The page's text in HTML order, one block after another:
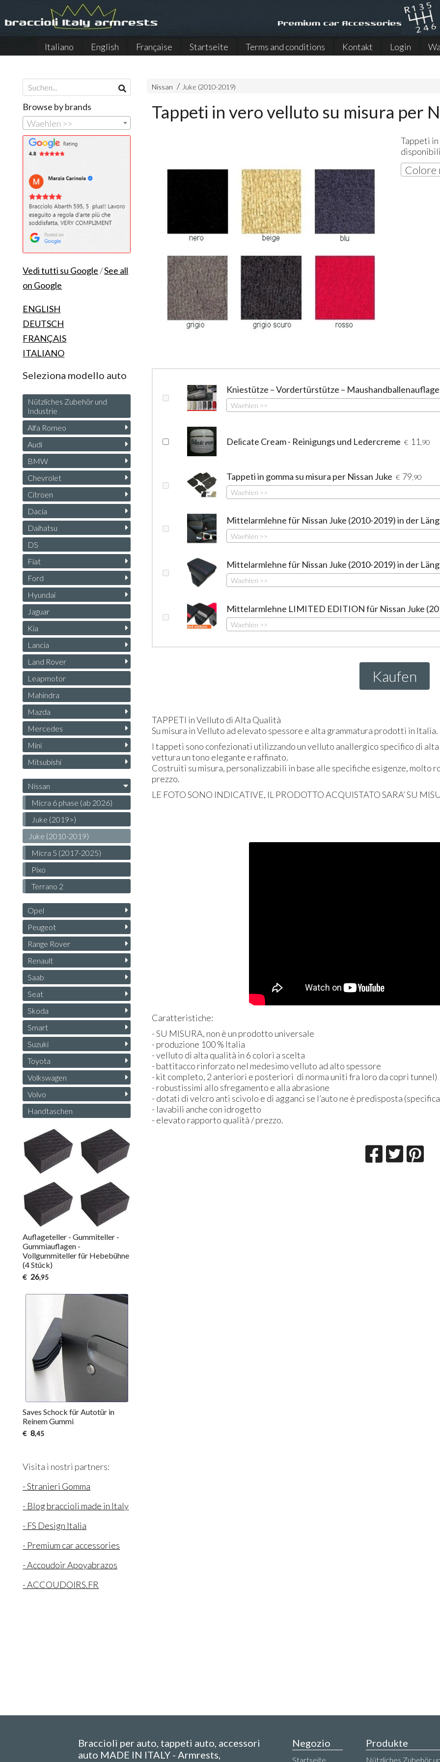
Italiano English Française Startseite Terms and conditions Kontakt Login
Nissan Juke (2010-2019)
Tappeti in vero velluto su misura per
Tappeti in
disponibili
Colore
Kniestütze – Vordertürstütze – Maushandballenauflage
Waehlen >>
Delicate Cream - Reinigungs und Ledercreme € 11 ,90
Tappeti in gomma su misura per Nissan Juke € 79 ,90
Waehlen >>
Mittelarmlehne für Nissan Juke (2010-2019) in der
Waehlen >>
Mittelarmlehne für Nissan Juke (2010-2019) in der
Waehlen >>
Mittelarmlehne LIMITED EDITION für Nissan Juke
Waehlen >>
Kaufen
TAPPETI in Velluto di Alta Qualità
Su misura in Velluto ad elevato spessore e alta grammatura prodotti in Italia.
I tappeti sono confezionati utilizzando un velluto anallergico specifico di
vettura un tono elegante e raffinato.
Costruiti su misura, personalizzabili in base alle specifiche esigenze, molto
prezzo.
LE FOTOSONO INDICATIVE, IL PRODOTTOACQUISTATOSARA’ SU
Caratteristiche:
- SU MISURA, non è un prodotto universale
- produzione 100 % Italia
- velluto di alta qualità in 6 colori a scelta
- battitacco rinforzato nel medesimo velluto ad alto spessore
- kit completo, 2 anteriori e posteriori di norma uniti fra loro da copri tunnel)
- robustissimi allo sfregamento e alla abrasione
- dotati di velcro anti scivolo e di agganci se l’auto ne è predisposta
- lavabili anche con idrogetto
- elevato rapporto qualità / prezzo.
Browse by brands
Waehlen >>
Vedi tutti su Google/See all
on Google
ENGLISH
DEUTSCH
FRANÇAIS
ITALIANO
Seleziona modello auto
Nützliches Zubehör und
Industrie
Alfa Romeo
Audi
BMW
Chevrolet
Citroen
Dacia
Daihatsu
DS
Fiat
Ford
Hyundai
Jaguar
Kia
Lancia
Land Rover
Leapmotor
Mahindra
Mazda
Mercedes
Mini
Mitsubishi
Nissan
Micra 6 phase (ab 2026)
Juke (2019>)
Juke (2010-2019)
Micra 5 (2017-2025)
Pixo
Terrano 2
Opel
Peugeot
Range Rover
Renault
Saab
Seat
Skoda
Smart
Suzuki
Toyota
Volkswagen
Volvo
Handtaschen
Auflageteller - Gummiteller -
Gummiauflagen -
Vollgummiteller für Hebebühne
(4 Stück)
€ 26,95
Saves Schock für Autotür in
Reinem Gummi
€ 8,45
Visita i nostri partners:
- Stranieri Gomma
- Blog braccioli made in Italy
- FS Design Italia
- Premium car accessories
- Accoudoir Apoyabrazos
- ACCOUDOIRS.FR
Braccioli per auto, tappeti auto, accessori
auto MADE IN ITALY - Armrests,
Negozio
Startseite
Produkte
Nützliches Zubehör